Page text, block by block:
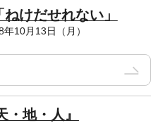
けだせれない」
10月13日（月）
地・人』